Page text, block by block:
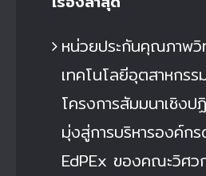
หน่วยประกันคุณภาพวิ
เทคโนโลยีอุตสาหกรร
โครงการสัมมนาเชิง
มุ่งสู่การบริหารองค์ก
EdPEx ของคณะวิศว